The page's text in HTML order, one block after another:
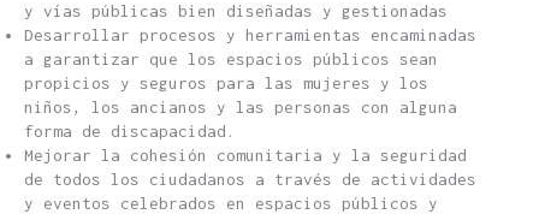
y vías públicas bien diseñadas y gestionadas
Desarrollar procesos y herramientas encaminadas
a garantizar que los espacios públicos sean
propicios y seguros para las mujeres y los
niños, los ancianos y las personas con alguna
forma de discapacidad.
Mejorar la cohesión comunitaria y la seguridad
de todos los ciudadanos a través de actividades
y eventos celebrados en espacios públicos y